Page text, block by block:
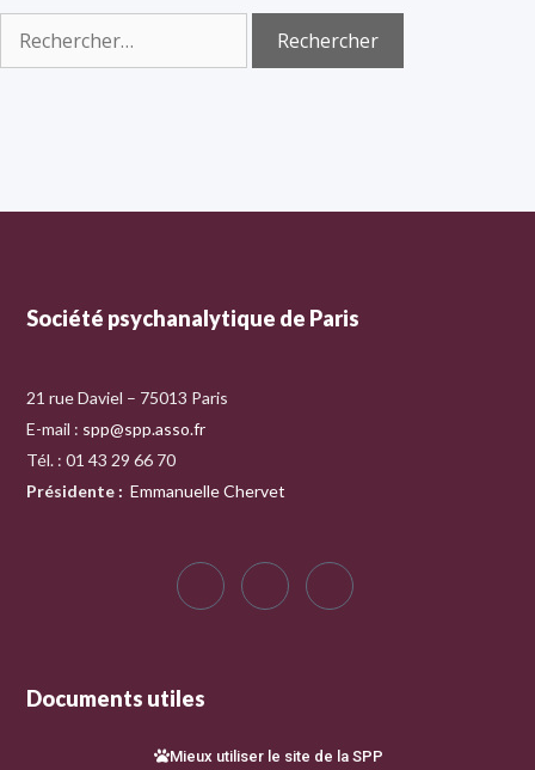
Société psychanalytique de Paris
21 rue Daviel – 75013 Paris
E-mail : spp@spp.asso.fr
Tél. : 01 43 29 66 70
Présidente : Emmanuelle Chervet
Documents utiles
Mieux utiliser le site de la SPP